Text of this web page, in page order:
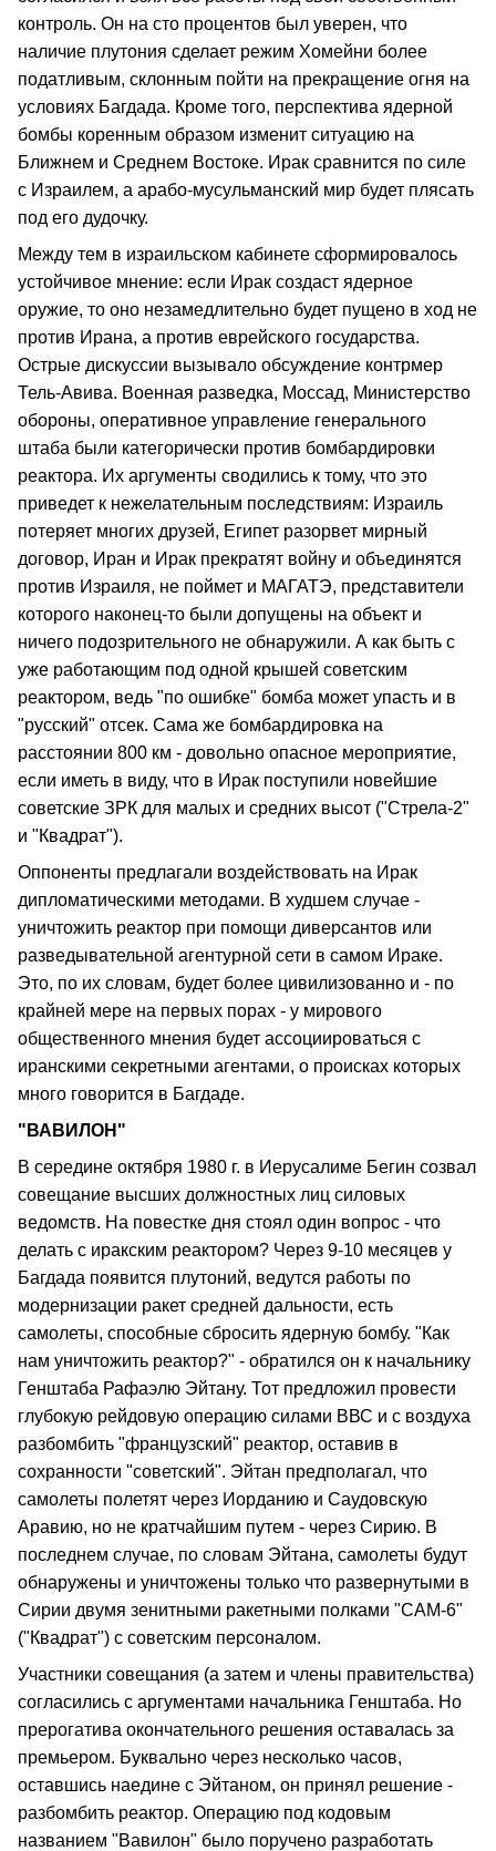
контроль. Он на сто процентов был уверен, что
наличие плутония сделает режим Хомейни более
податливым, склонным пойти на прекращение огня на
условиях Багдада. Кроме того, перспектива ядерной
бомбы коренным образом изменит ситуацию на
Ближнем и Среднем Востоке. Ирак сравнится по силе
с Израилем, а арабо-мусульманский мир будет плясать
под его дудочку.
Между тем в израильском кабинете сформировалось
устойчивое мнение: если Ирак создаст ядерное
оружие, то оно незамедлительно будет пущено в ход не
против Ирана, а против еврейского государства.
Острые дискуссии вызывало обсуждение контрмер
Тель-Авива. Военная разведка, Моссад, Министерство
обороны, оперативное управление генерального
штаба были категорически против бомбардировки
реактора. Их аргументы сводились к тому, что это
приведет к нежелательным последствиям: Израиль
потеряет многих друзей, Египет разорвет мирный
договор, Иран и Ирак прекратят войну и объединятся
против Израиля, не поймет и МАГАТЭ, представители
которого наконец-то были допущены на объект и
ничего подозрительного не обнаружили. А как быть с
уже работающим под одной крышей советским
реактором, ведь "по ошибке" бомба может упасть и в
"русский" отсек. Сама же бомбардировка на
расстоянии 800 км - довольно опасное мероприятие,
если иметь в виду, что в Ирак поступили новейшие
советские ЗРК для малых и средних высот ("Стрела-2"
и "Квадрат").
Оппоненты предлагали воздействовать на Ирак
дипломатическими методами. В худшем случае -
уничтожить реактор при помощи диверсантов или
разведывательной агентурной сети в самом Ираке.
Это, по их словам, будет более цивилизованно и - по
крайней мере на первых порах - у мирового
общественного мнения будет ассоциироваться с
иранскими секретными агентами, о происках которых
много говорится в Багдаде.
"ВАВИЛОН"
В середине октября 1980 г. в Иерусалиме Бегин созвал
совещание высших должностных лиц силовых
ведомств. На повестке дня стоял один вопрос - что
делать с иракским реактором? Через 9-10 месяцев у
Багдада появится плутоний, ведутся работы по
модернизации ракет средней дальности, есть
самолеты, способные сбросить ядерную бомбу. "Как
нам уничтожить реактор?" - обратился он к начальнику
Генштаба Рафаэлю Эйтану. Тот предложил провести
глубокую рейдовую операцию силами ВВС и с воздуха
разбомбить "французский" реактор, оставив в
сохранности "советский". Эйтан предполагал, что
самолеты полетят через Иорданию и Саудовскую
Аравию, но не кратчайшим путем - через Сирию. В
последнем случае, по словам Эйтана, самолеты будут
обнаружены и уничтожены только что развернутыми в
Сирии двумя зенитными ракетными полками "САМ-6"
("Квадрат") с советским персоналом.
Участники совещания (а затем и члены правительства)
согласились с аргументами начальника Генштаба. Но
прерогатива окончательного решения оставалась за
премьером. Буквально через несколько часов,
оставшись наедине с Эйтаном, он принял решение -
разбомбить реактор. Операцию под кодовым
названием "Вавилон" было поручено разработать